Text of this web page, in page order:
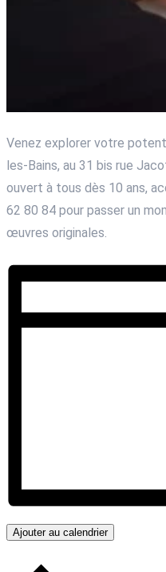
Venez explorer votre
les-Bains, au 31 bis rue
ouvert à tous dès 10 ans,
62 80 84 pour passer un
œuvres originales.
Ajouter au calendrier